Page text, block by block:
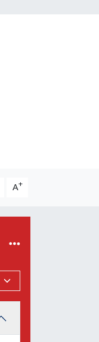
A+